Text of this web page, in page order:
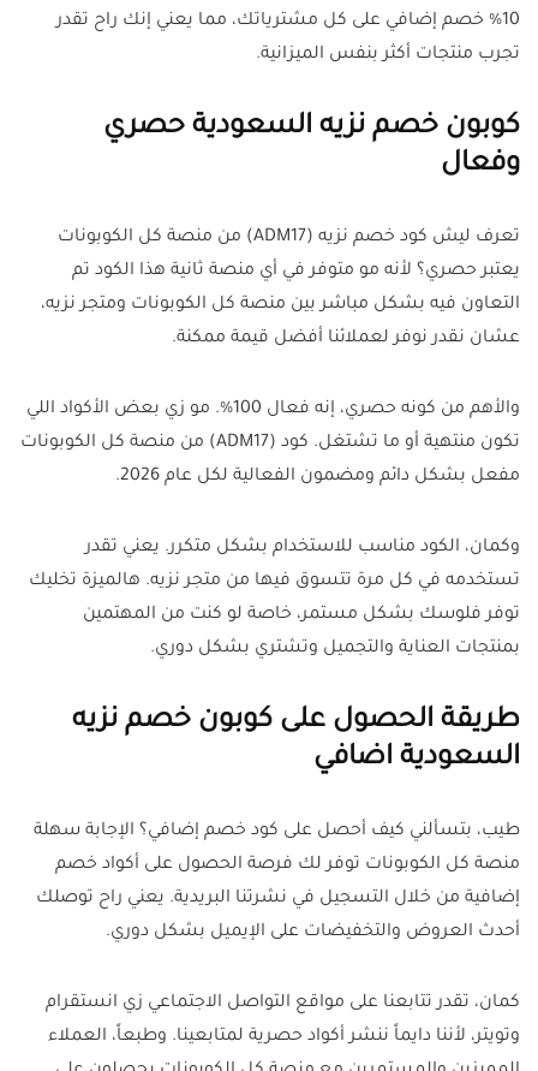
10% خصم إضافي على كل مشترياتك، مما يعني إنك راح تقدر
تجرب منتجات أكثر بنفس الميزانية.
كوبون خصم نزيه السعودية حصري
وفعال
تعرف ليش كود خصم نزيه (ADM17) من منصة كل الكوبونات
يعتبر حصري؟ لأنه مو متوفر في أي منصة ثانية هذا الكود تم
التعاون فيه بشكل مباشر بين منصة كل الكوبونات ومتجر نزيه،
عشان نقدر نوفر لعملائنا أفضل قيمة ممكنة.
والأهم من كونه حصري، إنه فعال 100%. مو زي بعض الأكواد اللي
تكون منتهية أو ما تشتغل. كود (ADM17) من منصة كل الكوبونات
مفعل بشكل دائم ومضمون الفعالية لكل عام 2026.
وكمان، الكود مناسب للاستخدام بشكل متكرر. يعني تقدر
تستخدمه في كل مرة تتسوق فيها من متجر نزيه. هالميزة تخليك
توفر فلوسك بشكل مستمر، خاصة لو كنت من المهتمين
بمنتجات العناية والتجميل وتشتري بشكل دوري.
طريقة الحصول على كوبون خصم نزيه
السعودية اضافي
طيب، بتسألني كيف أحصل على كود خصم إضافي؟ الإجابة سهلة
منصة كل الكوبونات توفر لك فرصة الحصول على أكواد خصم
إضافية من خلال التسجيل في نشرتنا البريدية. يعني راح توصلك
أحدث العروض والتخفيضات على الإيميل بشكل دوري.
كمان، تقدر تتابعنا على مواقع التواصل الاجتماعي زي انستقرام
وتويتر، لأننا دايماً ننشر أكواد حصرية لمتابعينا. وطبعاً، العملاء